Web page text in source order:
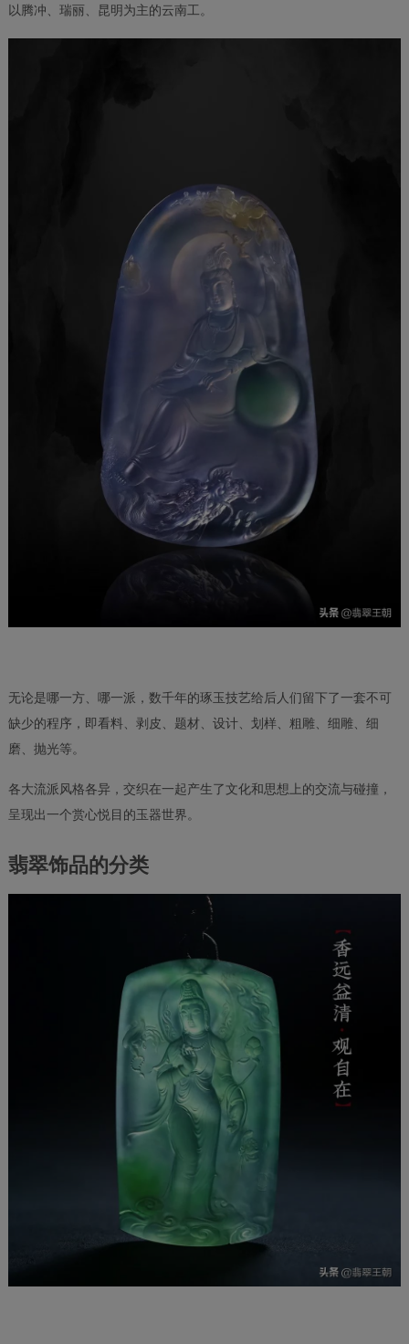
以腾冲、瑞丽、昆明为主的云南工。
无论是哪一方、哪一派，数千年的琢玉技艺给后人们留下了一套不可
缺少的程序，即看料、剥皮、题材、设计、划样、粗雕、细雕、细
磨、抛光等。
各大流派风格各异，交织在一起产生了文化和思想上的交流与碰撞，
呈现出一个赏心悦目的玉器世界。
翡翠饰品的分类